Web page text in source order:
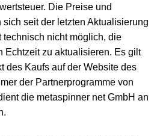
Die Preise und
seit der letzten Aktualisierung
technisch nicht möglich, die
Echtzeit zu aktualisieren. Es gilt
des Kaufs auf der Website des
der Partnerprogramme von
die metaspinner net GmbH an